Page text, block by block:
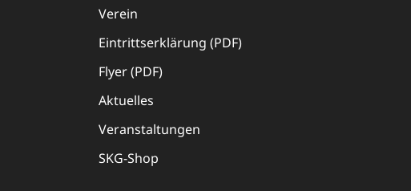
Verein
Eintrittserklärung (PDF)
Flyer (PDF)
Aktuelles
Veranstaltungen
SKG-Shop